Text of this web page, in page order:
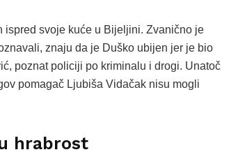
ispred svoje kuće u Bijeljini. Zvanično je
znaju da je Duško ubijen jer je bio
poznat policiji po kriminalu i drogi. Unatoč
pomagač Ljubiša Vidačak nisu mogli
hrabrost